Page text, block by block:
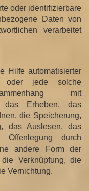
oder identifizierbare
Daten von
verarbeitet
Hilfe automatisierter
oder jede solche
mit
das Erheben, das
die Speicherung,
das Auslesen, das
durch
andere Form der
Verknüpfung, die
Vernichtung.